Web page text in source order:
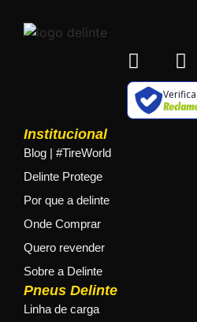
Institucional
Blog | #TireWorld
Delinte Protege
Por que a delinte
Onde Comprar
Quero revender
Sobre a Delinte
Pneus Delinte
Linha de carga